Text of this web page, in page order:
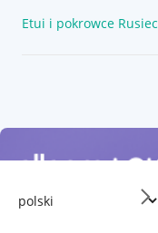
Etui i pokrowce Rusiec